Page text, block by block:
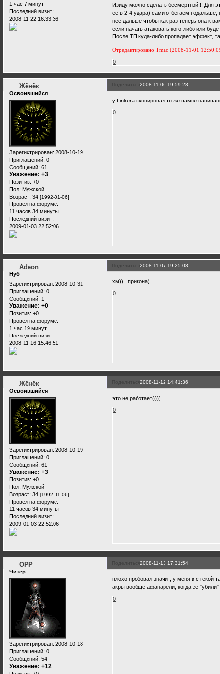
1 час 7 минут
Последний визит:
2008-11-22 16:33:36
Изиду можно сделать бесмертной!!! Для
её в 2-4 удара) сами отбегаем подальше,
неё дальше чтобы как раз теперь она к
если начать атаковать кого-либо или
После ТП куда-либо пропадает эффект,
Отредактировано Tmac (2008-11-01
0
Поделиться2008-11-06 19:59:28
Жёнёк
Освоившийся
Зарегистрирован: 2008-10-19
Приглашений: 0
Сообщений: 61
Уважение: +3
Позитив: +0
Пол: Мужской
Возраст: 34 [1992-01-06]
Провел на форуме:
11 часов 34 минуты
Последний визит:
2009-01-03 22:52:06
у Linkera скопировал то же самое
0
Поделиться2008-11-07 19:25:08
Adeon
Нуб
Зарегистрирован: 2008-10-31
Приглашений: 0
Сообщений: 1
Уважение: +0
Позитив: +0
Провел на форуме:
1 час 19 минут
Последний визит:
2008-11-16 15:46:51
хм))...прикона)
0
Поделиться2008-11-12 14:41:36
Жёнёк
Освоившийся
Зарегистрирован: 2008-10-19
Приглашений: 0
Сообщений: 61
Уважение: +3
Позитив: +0
Пол: Мужской
Возраст: 34 [1992-01-06]
Провел на форуме:
11 часов 34 минуты
Последний визит:
2009-01-03 22:52:06
это не работает((((
0
Поделиться2008-11-13 17:31:54
OPP
Читер
Зарегистрирован: 2008-10-18
Приглашений: 0
Сообщений: 54
Уважение: +12
плохо пробовал значит, у меня и с гекой
акры вообще афанарели, когда её
0